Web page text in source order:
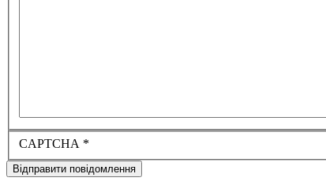
CAPTCHA *
Відправити повідомлення